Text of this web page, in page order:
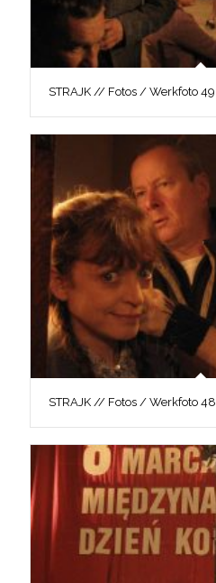
STRAJK // Fotos / Werkfoto 49
STRAJK // Fotos / Werkfoto 48